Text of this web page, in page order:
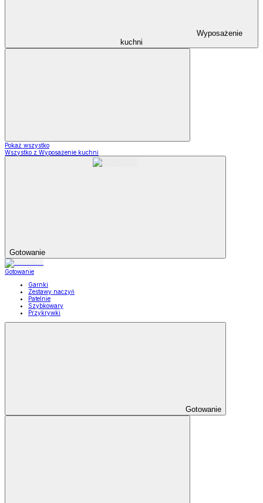
Wyposażenie
kuchni
Pokaż wszystko
Wszystko z Wyposażenie kuchni
Gotowanie
Gotowanie
Garnki
Zestawy naczyń
Patelnie
Szybkowary
Przykrywki
Gotowanie